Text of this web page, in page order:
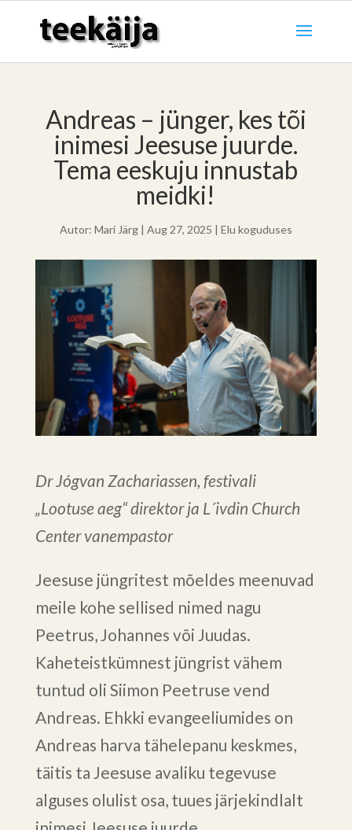
Andreas – jünger, kes tõi
inimesi Jeesuse juurde.
Tema eeskuju innustab
meidki!
Autor: Mari Järg| Aug 27, 2025 | Elu koguduses
Dr Jógvan Zachariassen, festivali
„Lootuse aeg“ direktor ja L´ivdin Church
Center vanempastor
Jeesuse jüngritest mõeldes meenuvad
meile kohe sellised nimed nagu
Peetrus, Johannes või Juudas.
Kaheteistkümnest jüngrist vähem
tuntud oli Siimon Peetruse vend
Andreas. Ehkki evangeeliumides on
Andreas harva tähelepanu keskmes,
täitis ta Jeesuse avaliku tegevuse
alguses olulist osa, tuues järjekindlalt